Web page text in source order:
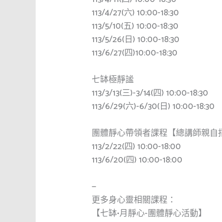
113/4/27(六) 10:00-18:30
113/5/10(五) 10:00-18:30
113/5/26(日) 10:00-18:30
113/6/27(四)10:00-18:30
七缽極靜謐
113/3/13(三)-3/14(四) 10:00-18:30
113/6/29(六)-6/30(日) 10:00-18:30
團體靜心帶領者課程【總講師親自
113/2/22(四) 10:00-18:00
113/6/20(四) 10:00-18:00
—
更多身心靈相關課程：
【七缽•月靜心-團體靜心活動】